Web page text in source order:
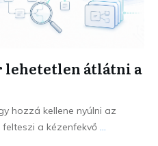
lehetetlen átlátni a
hozzá kellene nyúlni az
a kézenfekvő ...